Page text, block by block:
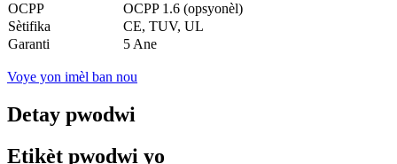
OCPP
OCPP 1.6 (opsyonèl)
Sètifika
CE, TUV, UL
Garanti
5 Ane
Voye yon imèl ban nou
Detay pwodwi
Etikèt pwodwi yo